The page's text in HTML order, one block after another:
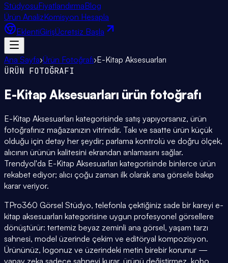
StüdyosuFiyatlandırmaBlog
Ürün AnalizKomisyon Hesapla
EklentiGirişÜcretsiz Başla
Ana Sayfa›Ürün Fotoğrafı›E-Kitap Aksesuarları
ÜRÜN FOTOĞRAFI
E-Kitap Aksesuarları ürün fotoğrafı
E-Kitap Aksesuarları kategorisinde satış yapıyorsanız, ürün
fotoğrafınız mağazanızın vitrinidir. Takı ve saatte ürün küçük
olduğu için detay her şeydir; parlama kontrolü ve doğru ölçek,
alıcının ürünün kalitesini ekrandan anlamasını sağlar.
Trendyol'da E-Kitap Aksesuarları kategorisinde binlerce ürün
rekabet ediyor; alıcı çoğu zaman ilk olarak ana görsele bakıp
karar veriyor.
TPro360 Görsel Stüdyo, telefonla çektiğiniz sade bir kareyi e-
kitap aksesuarları kategorisine uygun profesyonel görsellere
dönüştürür: tertemiz beyaz zeminli ana görsel, yaşam tarzı
sahnesi, model üzerinde çekim ve editöryal kompozisyon.
Ürününüz, logonuz ve üzerindeki metin birebir korunur —
yapay zeka sadece sahneyi kurar, ürünü değiştirmez. kobo,